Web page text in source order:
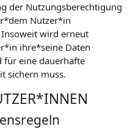
der Nutzungsberechtigung
Nutzer*in
wird erneut
ihre*seine Daten
für eine dauerhafte
sichern muss.